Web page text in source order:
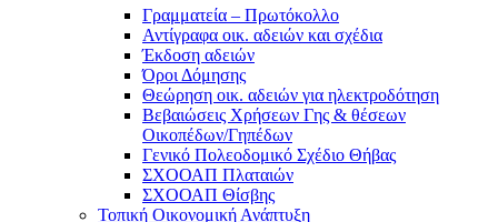
Γραμματεία – Πρωτόκολλο
Αντίγραφα οικ. αδειών και σχέδια
Έκδοση αδειών
Όροι Δόμησης
Θεώρηση οικ. αδειών για ηλεκτροδότηση
Βεβαιώσεις Χρήσεων Γης & θέσεων
Οικοπέδων/Γηπέδων
Γενικό Πολεοδομικό Σχέδιο Θήβας
ΣΧΟΟΑΠ Πλαταιών
ΣΧΟΟΑΠ Θίσβης
Τοπική Οικονομική Ανάπτυξη